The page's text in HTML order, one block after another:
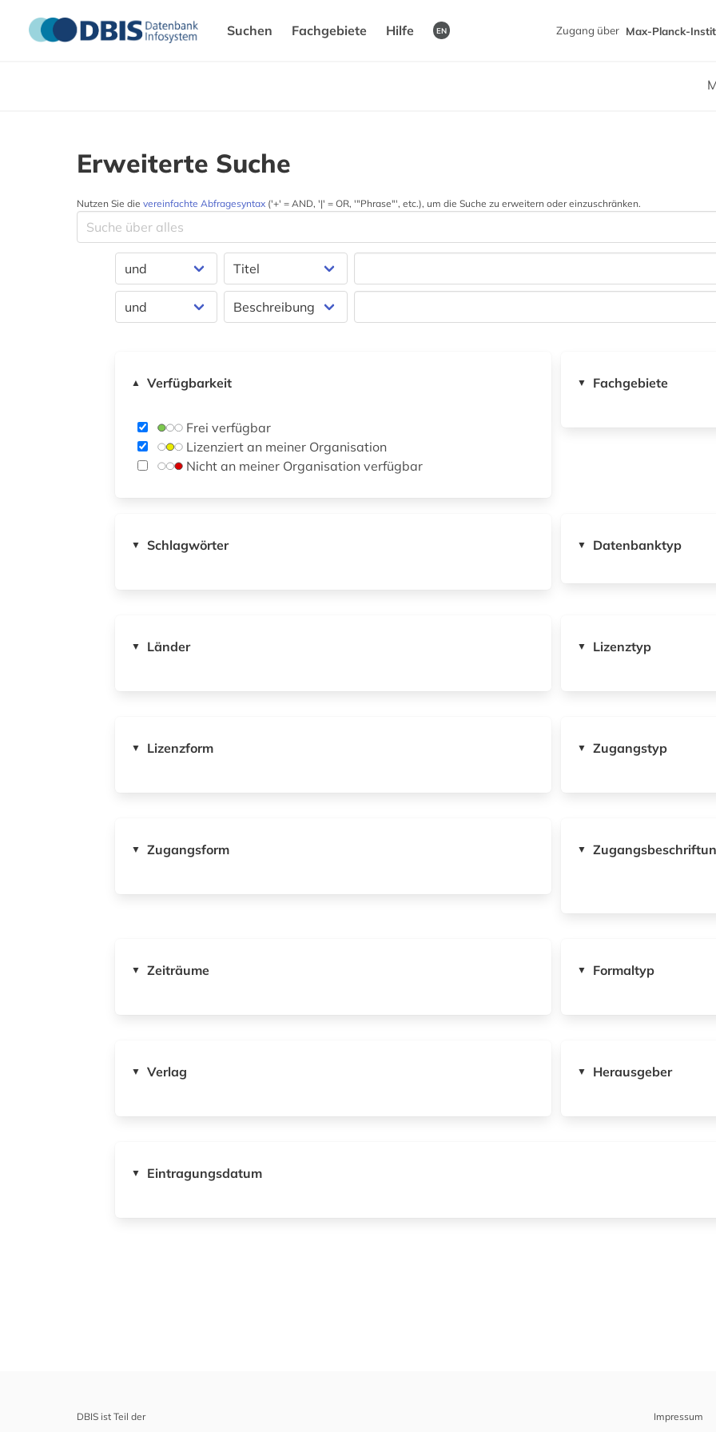
Suchen Fachgebiete Hilfe EN Zugang über Max-Planck-
Erweiterte Suche
Nutzen Sie die vereinfachte Abfragesyntax ('+' = AND, '|' = OR, '"Phrase"', etc.), um die Suche zu erweitern oder einzuschränken.
▲ Verfügbarkeit
Frei verfügbar
Lizenziert an meiner Organisation
Nicht an meiner Organisation verfügbar
▼ Fachgebiete
▼ Schlagwörter ▼ Datenbanktyp
▼ Länder ▼ Lizenztyp
▼ Lizenzform ▼ Zugangstyp
▼ Zugangsform ▼
▼ Zeiträume ▼ Formaltyp
▼ Verlag ▼ Herausgeber
▼ Eintragungsdatum
DBIS ist Teil der Impressum